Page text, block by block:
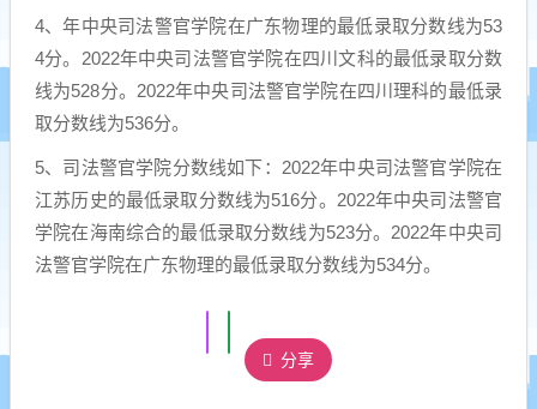
4、年中央司法警官学院在广东物理的最低录取分数线为53
4分。2022年中央司法警官学院在四川文科的最低录取分数
线为528分。2022年中央司法警官学院在四川理科的最低录
取分数线为536分。
5、司法警官学院分数线如下：2022年中央司法警官学院在
江苏历史的最低录取分数线为516分。2022年中央司法警官
学院在海南综合的最低录取分数线为523分。2022年中央司
法警官学院在广东物理的最低录取分数线为534分。
分享